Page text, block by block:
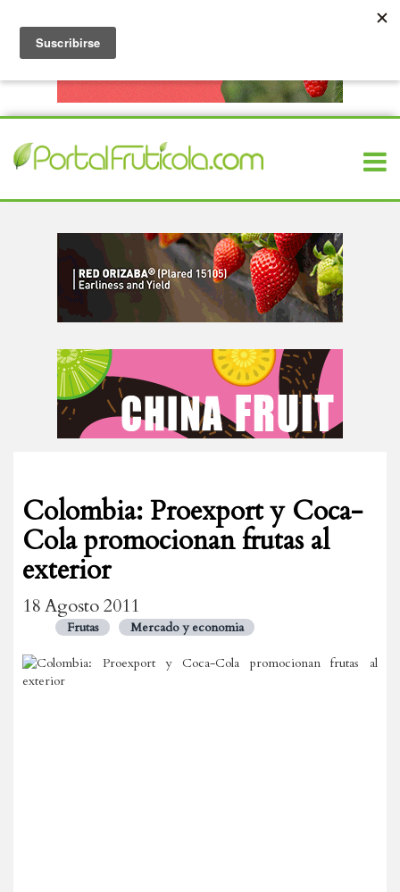
Colombia: Proexport y Coca-
Cola promocionan frutas al
exterior
18 Agosto 2011
Frutas Mercado y economia